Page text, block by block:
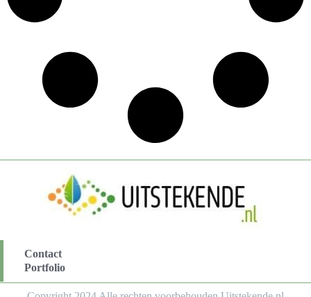
Contact
Portfolio